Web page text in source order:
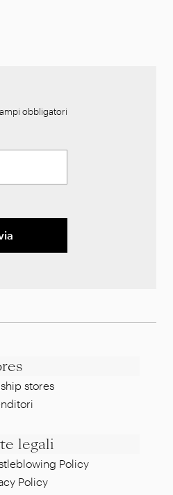
obbligatori
stores
legali
Policy
Policy